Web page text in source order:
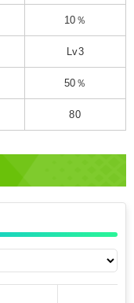
10％
Lv3
50％
80